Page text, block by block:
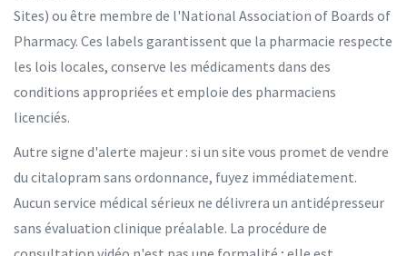
Sites) ou être membre de l'National Association of Boards of
Pharmacy. Ces labels garantissent que la pharmacie respecte
les lois locales, conserve les médicaments dans des
conditions appropriées et emploie des pharmaciens
licenciés.
Autre signe d'alerte majeur : si un site vous promet de vendre
du citalopram sans ordonnance, fuyez immédiatement.
Aucun service médical sérieux ne délivrera un antidépresseur
sans évaluation clinique préalable. La procédure de